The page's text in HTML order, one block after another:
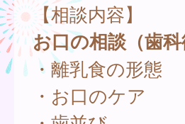
【相談内容】
お口の相談（歯科
・離乳食の形態
・お口のケア